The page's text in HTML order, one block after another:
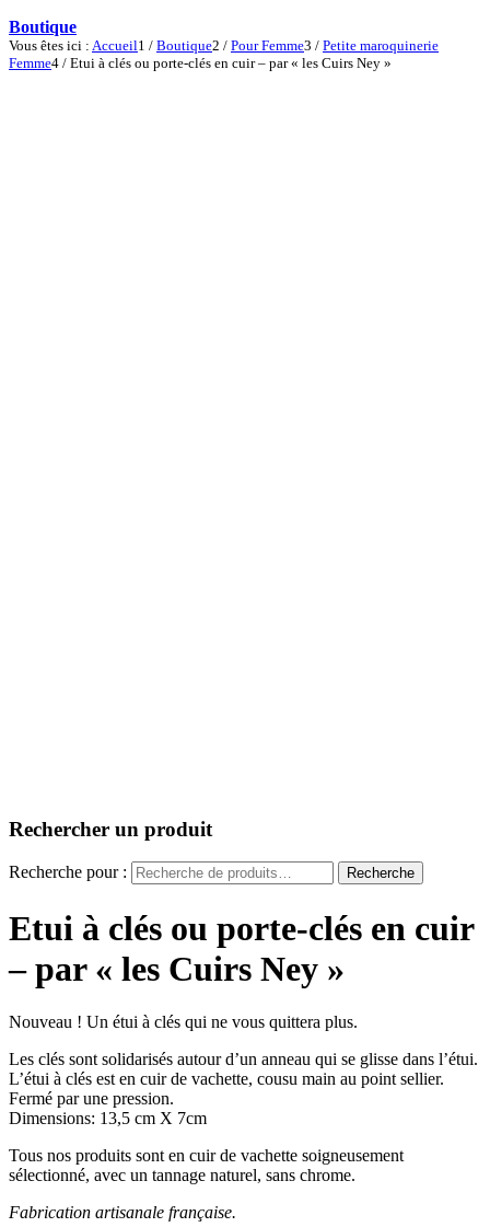
Boutique
Vous êtes ici : Accueil1 / Boutique2 / Pour Femme3 / Petite maroquinerie
Femme4 / Etui à clés ou porte-clés en cuir – par « les Cuirs Ney »
Rechercher un produit
Recherche pour : Recherche
Etui à clés ou porte-clés en cuir
– par « les Cuirs Ney »
Nouveau ! Un étui à clés qui ne vous quittera plus.
Les clés sont solidarisés autour d’un anneau qui se glisse dans l’étui.
L’étui à clés est en cuir de vachette, cousu main au point sellier.
Fermé par une pression.
Dimensions: 13,5 cm X 7cm
Tous nos produits sont en cuir de vachette soigneusement
sélectionné, avec un tannage naturel, sans chrome.
Fabrication artisanale française.